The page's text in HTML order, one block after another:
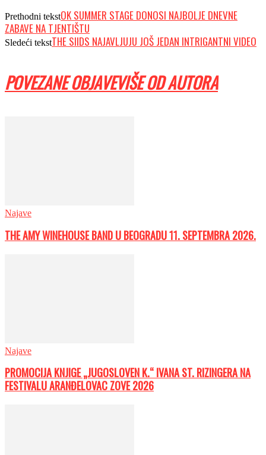
Prethodni tekstOK SUMMER STAGE DONOSI NAJBOLJE DNEVNE
ZABAVE NA TJENTIŠTU
Sledeći tekstTHE SIIDS NAJAVLJUJU JOŠ JEDAN INTRIGANTNI VIDEO
POVEZANE OBJAVEVIŠE OD AUTORA
Najave
THE AMY WINEHOUSE BAND U BEOGRADU 11. SEPTEMBRA 2026.
Najave
PROMOCIJA KNJIGE „JUGOSLOVEN K.“ IVANA ST. RIZINGERA NA
FESTIVALU ARANĐELOVAC ZOVE 2026